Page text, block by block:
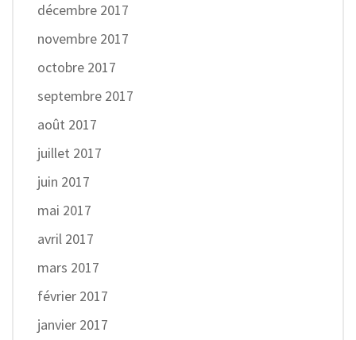
décembre 2017
novembre 2017
octobre 2017
septembre 2017
août 2017
juillet 2017
juin 2017
mai 2017
avril 2017
mars 2017
février 2017
janvier 2017